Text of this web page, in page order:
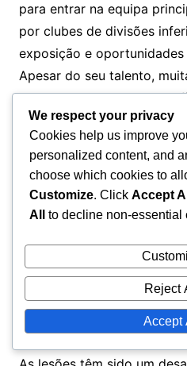
para entrar na equipa
por clubes de divisões
exposição e
Apesar do seu talento,
negligenciado, tornando
reconhecimento.
O seu tempo em clubes
marcado por tempo de
trabalhar mais para
perseverança e
seriam úteis na sua carreira.
Contratempos
We respect your privacy
Cookies help us improve
personalized content, and
choose which cookies to
Customize. Click Accept All
All
to decline non-essential
Reject
Accept